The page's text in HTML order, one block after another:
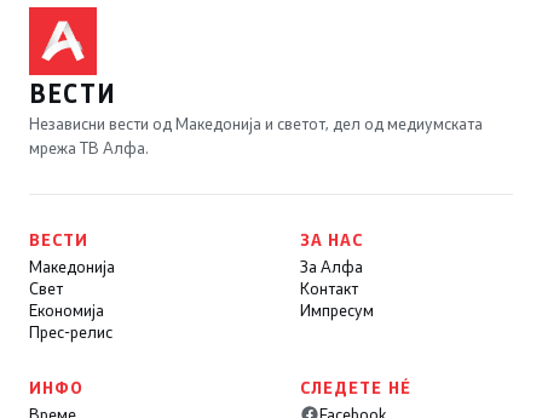
ВЕСТИ
Независни вести од Македонија и светот, дел од медиумската
мрежа ТВ Алфа.
ВЕСТИ
Македонија
Свет
Економија
Прес-релис
ЗА НАС
За Алфа
Контакт
Импресум
ИНФО
СЛЕДЕТЕ НÉ